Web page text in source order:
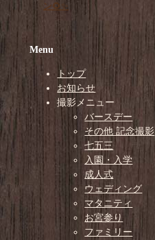
ン🌻✨
Menu
トップ
お知らせ
撮影メニュー
バースデー
その他 記念撮影
七五三
入園・入学
成人式
ウェディング
マタニティ
お宮参り
ファミリー